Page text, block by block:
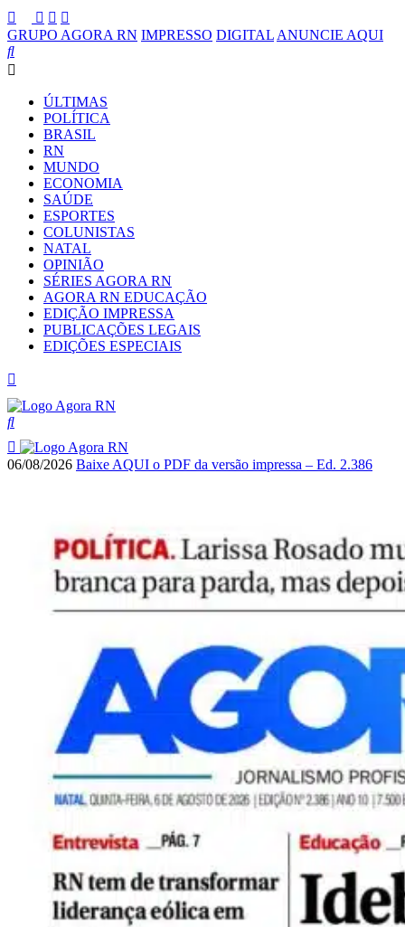
GRUPO AGORA RN IMPRESSO DIGITAL ANUNCIE AQUI
ÚLTIMAS
POLÍTICA
BRASIL
RN
MUNDO
ECONOMIA
SAÚDE
ESPORTES
COLUNISTAS
NATAL
OPINIÃO
SÉRIES AGORA RN
AGORA RN EDUCAÇÃO
EDIÇÃO IMPRESSA
PUBLICAÇÕES LEGAIS
EDIÇÕES ESPECIAIS
06/08/2026 Baixe AQUI o PDF da versão impressa – Ed. 2.386